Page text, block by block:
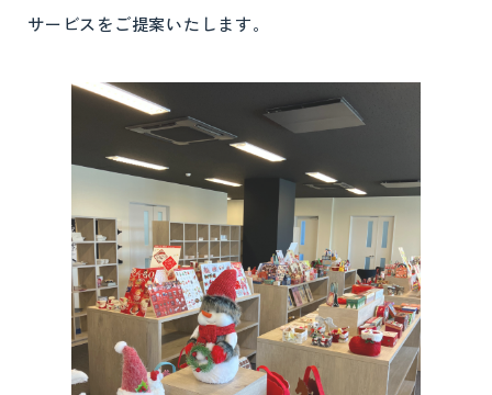
サービスをご提案いたします。